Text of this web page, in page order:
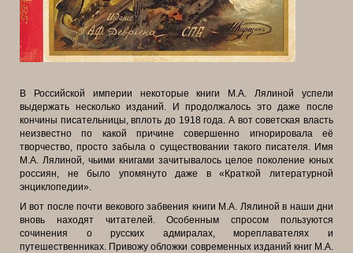
В Российской империи некоторые книги М.А. Лялиной успели
выдержать несколько изданий. И продолжалось это даже после
кончины писательницы, вплоть до 1918 года. А вот советская власть
неизвестно по какой причине совершенно игнорировала её
творчество, просто забыла о существовании такого писателя. Имя
М.А. Лялиной, чьими книгами зачитывалось целое поколение юных
россиян, не было упомянуто даже в «Краткой литературной
энциклопедии».
И вот после почти векового забвения книги М.А. Лялиной в наши дни
вновь находят читателей. Особенным спросом пользуются
сочинения о русских адмиралах, мореплавателях и
путешественниках. Привожу обложки современных изданий книг М.А.